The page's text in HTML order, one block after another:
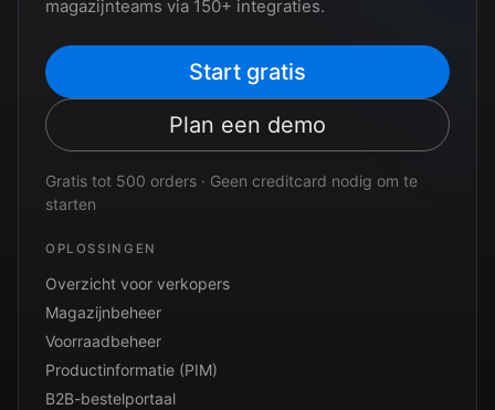
magazijnteams via 150+ integraties.
Start gratis
Plan een demo
Gratis tot 500 orders · Geen creditcard nodig om te
starten
OPLOSSINGEN
Overzicht voor verkopers
Magazijnbeheer
Voorraadbeheer
Productinformatie (PIM)
B2B-bestelportaal